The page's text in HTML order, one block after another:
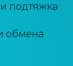
подтяжка
обмена